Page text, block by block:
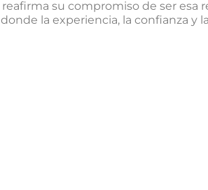
su compromiso de ser esa
la experiencia, la confianza y